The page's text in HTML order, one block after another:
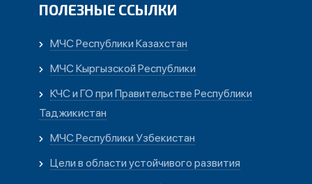
ПОЛЕЗНЫЕ ССЫЛКИ
МЧС Республики Казахстан
МЧС Кыргызской Республики
КЧС и ГО при Правительстве Республики
Таджикистан
МЧС Республики Узбекистан
Цели в области устойчивого развития